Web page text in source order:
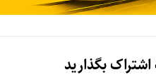
بگذارید